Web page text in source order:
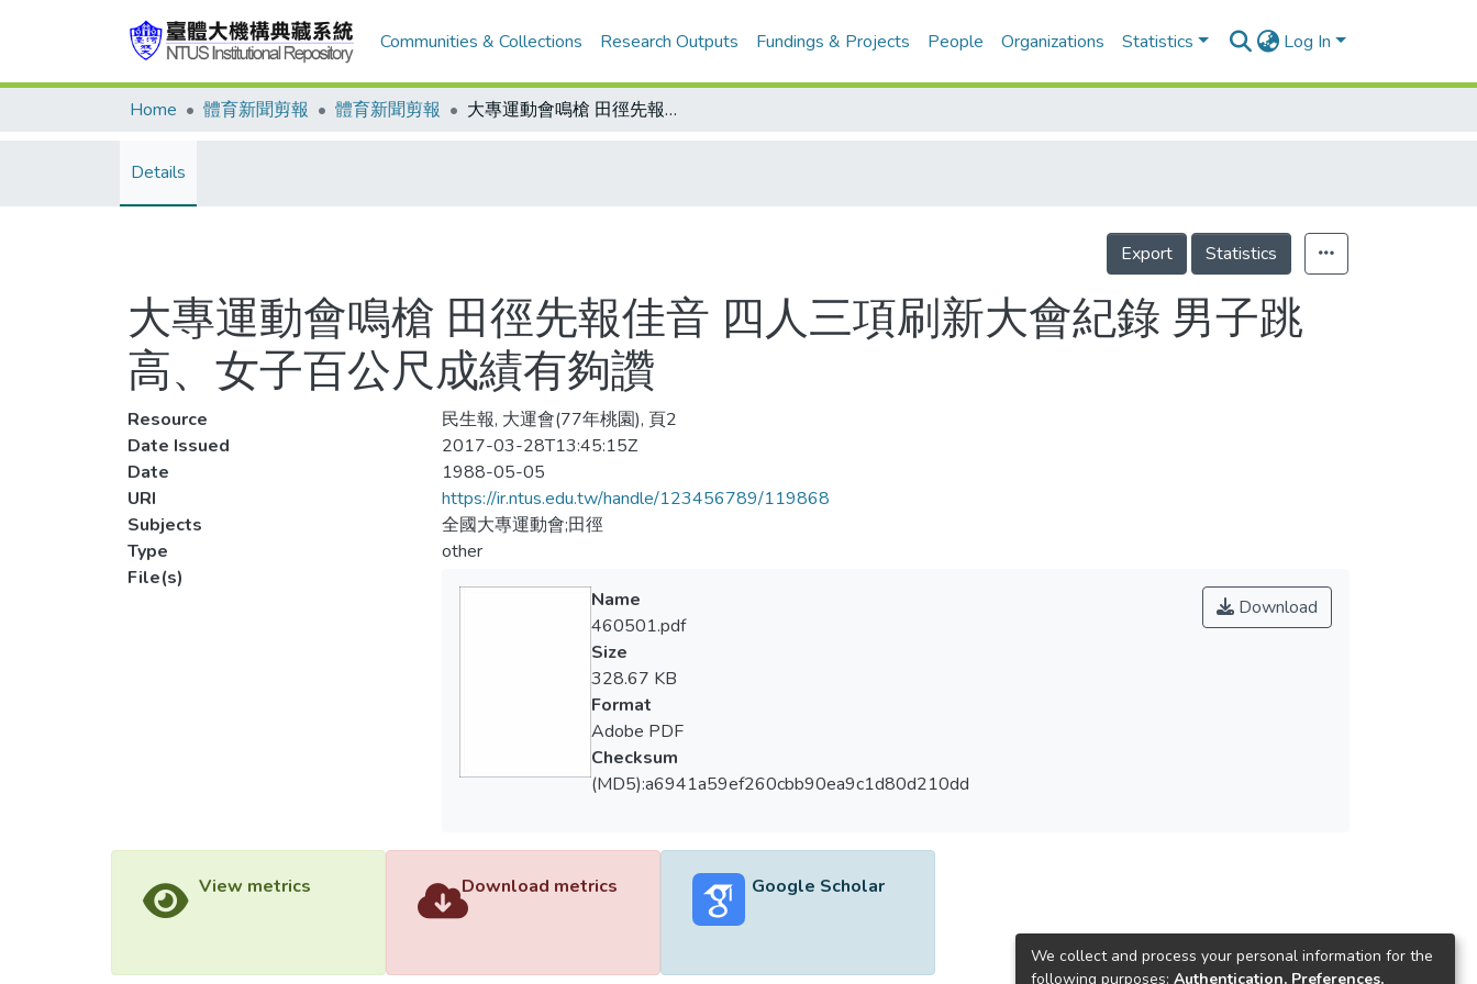
Communities & Collections Research Outputs Fundings & Projects People Organizations Statistics Log In
Home 體育新聞剪報 體育新聞剪報 大專運動會鳴槍 田徑先報佳音 四人三項刷新大會紀錄 男子跳高、女子百公尺成績有夠讚
Details
Export Statistics
大專運動會鳴槍 田徑先報佳音 四人三項刷新大會紀錄 男子跳
高、女子百公尺成績有夠讚
Resource
民生報, 大運會(77年桃園), 頁2
Date Issued
2017-03-28T13:45:15Z
Date
1988-05-05
URI
https://ir.ntus.edu.tw/handle/123456789/119868
Subjects
全國大專運動會;田徑
Type
other
File(s)
Download
Name
460501.pdf
Size
328.67 KB
Format
Adobe PDF
Checksum
(MD5):a6941a59ef260cbb90ea9c1d80d210dd
View metrics Download metrics Google Scholar
We collect and process your personal information for the
following purposes: Authentication, Preferences,